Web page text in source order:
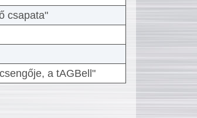
csapata"
a tAGBell"